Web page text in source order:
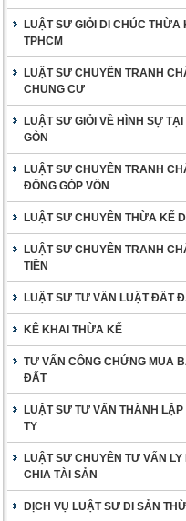
LUẬT SƯ GIỎI DI CHÚC THỪA
TPHCM
LUẬT SƯ CHUYÊN TRANH
CHUNG CƯ
LUẬT SƯ GIỎI VỀ HÌNH SỰ TẠI
GÒN
LUẬT SƯ CHUYÊN TRANH
ĐỒNG GÓP VỐN
LUẬT SƯ CHUYÊN THỪA KẾ
LUẬT SƯ CHUYÊN TRANH
TIỀN
LUẬT SƯ TƯ VẤN LUẬT ĐẤT
KÊ KHAI THỪA KẾ
TƯ VẤN CÔNG CHỨNG MUA
ĐẤT
LUẬT SƯ TƯ VẤN THÀNH LẬP
TY
LUẬT SƯ CHUYÊN TƯ VẤN LY
CHIA TÀI SẢN
DỊCH VỤ LUẬT SƯ DI SẢN